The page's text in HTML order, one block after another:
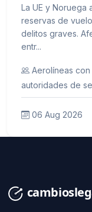
La UE y Noruega
reservas de
delitos graves.
entr...
Aerolíneas
autoridades de
06 Aug 2026